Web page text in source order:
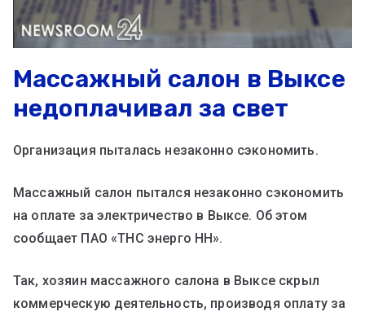
Массажный салон в Выксе
недоплачивал за свет
Организация пыталась незаконно сэкономить.
Массажный салон пытался незаконно сэкономить
на оплате за электричество в Выксе. Об этом
сообщает ПАО «ТНС энерго НН».
Так, хозяин массажного салона в Выксе скрыл
коммерческую деятельность, производя оплату за